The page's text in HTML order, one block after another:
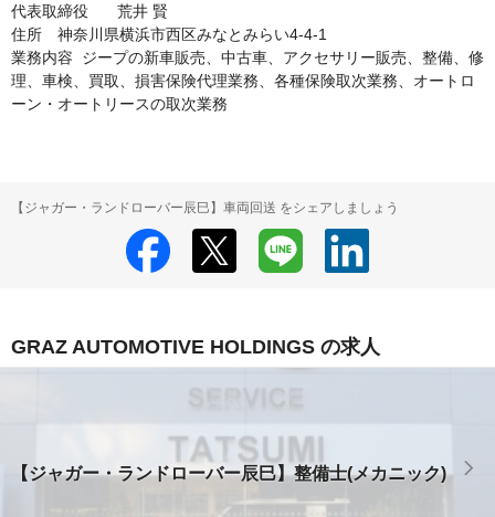
代表取締役	荒井 賢
住所　神奈川県横浜市西区みなとみらい4-4-1
業務内容	ジープの新車販売、中古車、アクセサリー販売、整備、修
理、車検、買取、損害保険代理業務、各種保険取次業務、オートロ
ーン・オートリースの取次業務
【ジャガー・ランドローバー辰巳】車両回送 をシェアしましょう
GRAZ AUTOMOTIVE HOLDINGS の求人
【ジャガー・ランドローバー辰巳】整備士(メカニック)